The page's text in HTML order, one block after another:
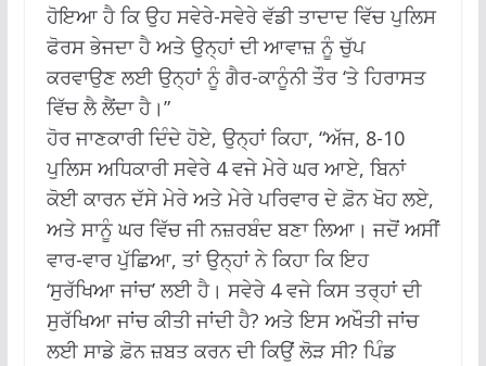
ਹੋਇਆ ਹੈ ਕਿ ਉਹ ਸਵੇਰੇ-ਸਵੇਰੇ ਵੱਡੀ ਤਾਦਾਦ ਵਿੱਚ ਪੁਲਿਸ
ਫੋਰਸ ਭੇਜਦਾ ਹੈ ਅਤੇ ਉਨ੍ਹਾਂ ਦੀ ਆਵਾਜ਼ ਨੂੰ ਚੁੱਪ
ਕਰਵਾਉਣ ਲਈ ਉਨ੍ਹਾਂ ਨੂੰ ਗੈਰ-ਕਾਨੂੰਨੀ ਤੌਰ ‘ਤੇ ਹਿਰਾਸਤ
ਵਿੱਚ ਲੈ ਲੈਂਦਾ ਹੈ।”
ਹੋਰ ਜਾਣਕਾਰੀ ਦਿੰਦੇ ਹੋਏ, ਉਨ੍ਹਾਂ ਕਿਹਾ, “ਅੱਜ, 8-10
ਪੁਲਿਸ ਅਧਿਕਾਰੀ ਸਵੇਰੇ 4 ਵਜੇ ਮੇਰੇ ਘਰ ਆਏ, ਬਿਨਾਂ
ਕੋਈ ਕਾਰਨ ਦੱਸੇ ਮੇਰੇ ਅਤੇ ਮੇਰੇ ਪਰਿਵਾਰ ਦੇ ਫ਼ੋਨ ਖੋਹ ਲਏ,
ਅਤੇ ਸਾਨੂੰ ਘਰ ਵਿੱਚ ਜੀ ਨਜ਼ਰਬੰਦ ਬਣਾ ਲਿਆ। ਜਦੋਂ ਅਸੀਂ
ਵਾਰ-ਵਾਰ ਪੁੱਛਿਆ, ਤਾਂ ਉਨ੍ਹਾਂ ਨੇ ਕਿਹਾ ਕਿ ਇਹ
‘ਸੁਰੱਖਿਆ ਜਾਂਚ’ ਲਈ ਹੈ। ਸਵੇਰੇ 4 ਵਜੇ ਕਿਸ ਤਰ੍ਹਾਂ ਦੀ
ਸੁਰੱਖਿਆ ਜਾਂਚ ਕੀਤੀ ਜਾਂਦੀ ਹੈ? ਅਤੇ ਇਸ ਅਖੌਤੀ ਜਾਂਚ
ਲਈ ਸਾਡੇ ਫ਼ੋਨ ਜ਼ਬਤ ਕਰਨ ਦੀ ਕਿਉਂ ਲੋੜ ਸੀ? ਪਿੰਡ